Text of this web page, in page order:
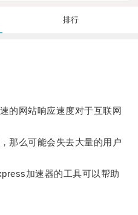
排行
网站响应速度对于互联网
么可能会失去大量的用户
加速器的工具可以帮助